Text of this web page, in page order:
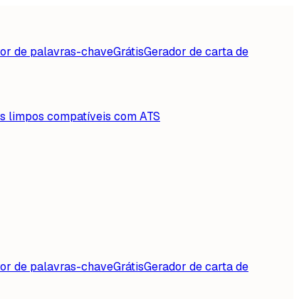
de palavras-chaveGrátisGerador de carta de
limpos compatíveis com ATS
de palavras-chaveGrátisGerador de carta de